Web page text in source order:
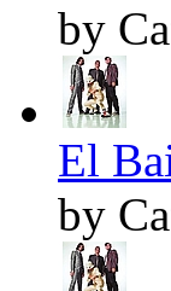
by
El
by